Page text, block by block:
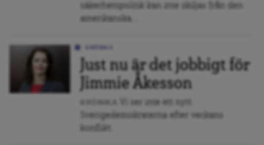
säkerhetspolitik kan inte skiljas från den
amerikanska...
Just nu är det jobbigt för
Jimmie Åkesson
Vi ser inte ett nytt
Sverigedemokraterna efter veckans